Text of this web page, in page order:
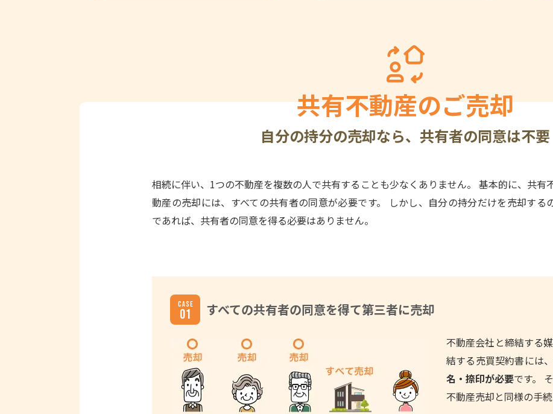
共有不動産のご売却
自分の持分の売却なら、共有者の同意は不要
相続に伴い、1つの不動産を複数の人で共有することも少なくありません。 基本的に、共有
動産の売却には、すべての共有者の同意が必要です。 しかし、自分の持分だけを売却する
であれば、共有者の同意を得る必要はありません。
01 すべての共有者の同意を得て第三者に売却
不動産会社と締結する
結する売買契約書には、
名・捺印が必要です。
不動産売却と同様の手